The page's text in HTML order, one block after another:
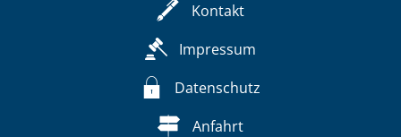
Kontakt
Impressum
Datenschutz
Anfahrt